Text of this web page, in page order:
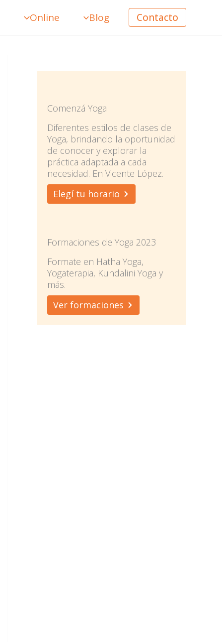
Online Blog Contacto
Comenzá Yoga
Diferentes estilos de clases de
Yoga, brindando la oportunidad
de conocer y explorar la
práctica adaptada a cada
necesidad. En Vicente López.
Elegí tu horario
Formaciones de Yoga 2023
Formate en Hatha Yoga,
Yogaterapia, Kundalini Yoga y
más.
Ver formaciones